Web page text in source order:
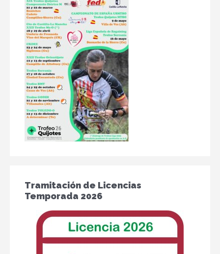
Tramitación de Licencias
Temporada 2026